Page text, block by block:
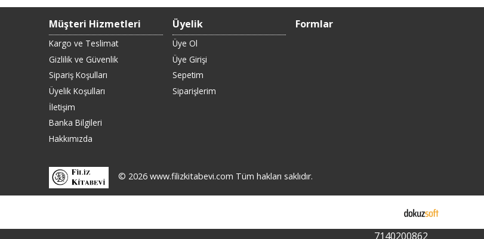
Müşteri Hizmetleri
Kargo ve Teslimat
Gizlilik ve Güvenlik
Sipariş Koşulları
Üyelik Koşulları
İletişim
Banka Bilgileri
Hakkımızda
Üyelik
Üye Ol
Üye Girişi
Sepetim
Siparişlerim
Formlar
© 2026 www.filizkitabevi.com Tüm hakları saklıdır.
7140200862